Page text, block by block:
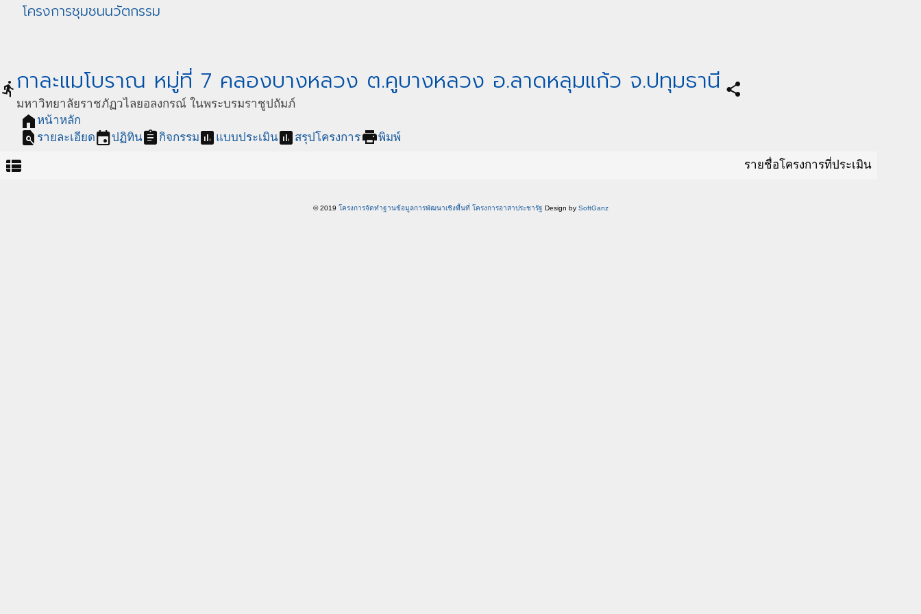
โครงการชุมชนนวัตกรรม
directions_runกาละแมโบราณ หมู่ที่ 7 คลองบางหลวง ต.คูบางหลวง อ.ลาดหลุมแก้ว จ.ปทุมธานี
มหาวิทยาลัยราชภัฏวไลยอลงกรณ์ ในพระบรมราชูปถัมภ์
share
home หน้าหลัก
find_in_page รายละเอียดeventปฏิทินassignmentกิจกรรมassessment แบบประเมินassessment สรุปโครงการprintพิมพ์
view_list รายชื่อโครงการที่ประเมิน
© 2019 โครงการจัดทำฐานข้อมูลการพัฒนาเชิงพื้นที่ โครงการอาสาประชารัฐ Design by SoftGanz